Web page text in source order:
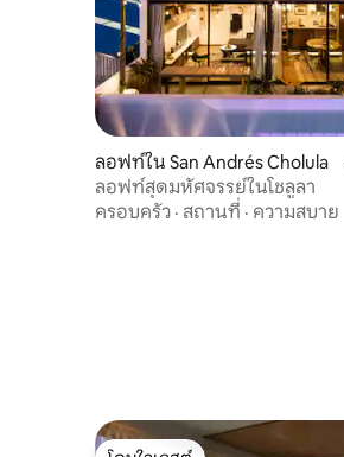
ลอฟท์ใน San Andrés Cholula
ลอฟท์สุดมหัศจรรย์ในโชลูลา
ครอบครัว · สถานที่ · ความสบาย